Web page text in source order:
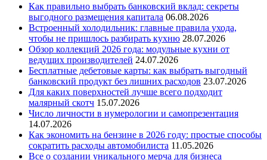
Как правильно выбрать банковский вклад: секреты
выгодного размещения капитала 06.08.2026
Встроенный холодильник: главные правила ухода,
чтобы не пришлось разбирать кухню 28.07.2026
Обзор коллекций 2026 года: модульные кухни от
ведущих производителей 24.07.2026
Бесплатные дебетовые карты: как выбрать выгодный
банковский продукт без лишних расходов 23.07.2026
Для каких поверхностей лучше всего подходит
малярный скотч 15.07.2026
Число личности в нумерологии и самопрезентация
14.07.2026
Как экономить на бензине в 2026 году: простые способы
сократить расходы автомобилиста 11.05.2026
Все о создании уникального мерча для бизнеса